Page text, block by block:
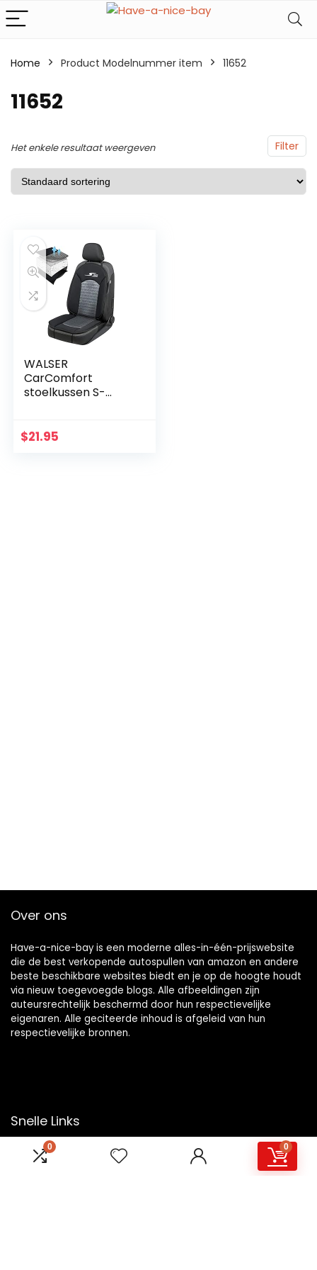
0 0
Home Product Modelnummer item 11652
11652
Filter
Het enkele resultaat weergeven
WALSER
CarComfort
stoelkussen S-
zitonderlegger,
$21.95
Over ons
Have-a-nice-bay is een moderne alles-in-één-prijswebsite
die de best verkopende autospullen van amazon en andere
beste beschikbare websites biedt en je op de hoogte houdt
via nieuw toegevoegde blogs. Alle afbeeldingen zijn
auteursrechtelijk beschermd door hun respectievelijke
eigenaren. Alle geciteerde inhoud is afgeleid van hun
respectievelijke bronnen.
Snelle Links
Home